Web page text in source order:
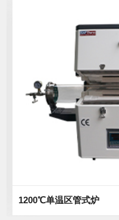
1200℃单温区管式炉